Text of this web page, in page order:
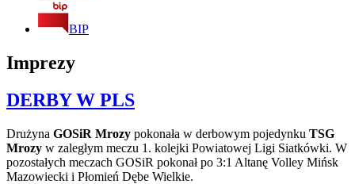
BIP
Imprezy
DERBY W PLS
Drużyna GOSiR Mrozy pokonała w derbowym pojedynku TSG
Mrozy w zaległym meczu 1. kolejki Powiatowej Ligi Siatkówki. W
pozostałych meczach GOSiR pokonał po 3:1 Altanę Volley Mińsk
Mazowiecki i Płomień Dębe Wielkie.